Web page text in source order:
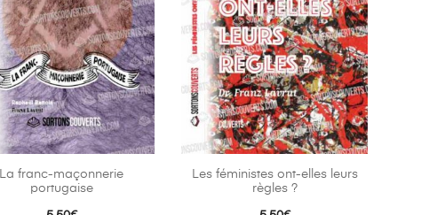
La franc-maçonnerie
portugaise
Les féministes ont-elles leurs
règles ?